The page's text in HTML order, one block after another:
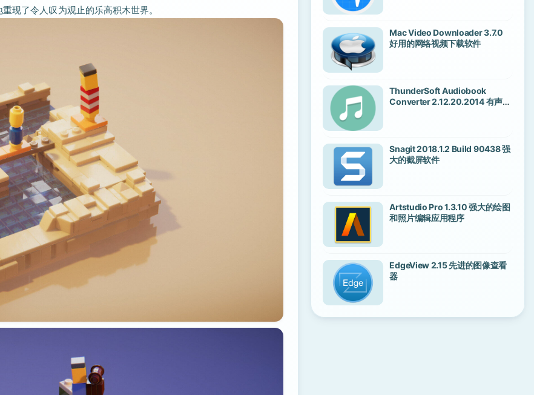
现了令人叹为观止的乐高积木世界。
Mac Video Downloader 3.7.0
好用的网络视频下载软件
ThunderSoft Audiobook
Converter 2.12.20.2014 有声读
Snagit 2018.1.2 Build 90438 强
大的截屏软件
Artstudio Pro 1.3.10 强大的绘图
和照片编辑应用程序
EdgeView 2.15 先进的图像查看
器